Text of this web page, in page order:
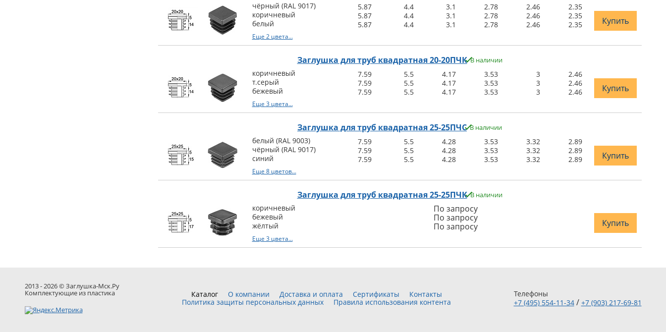
чёрный (RAL 9017) 5.87 4.4 3.1 2.78 2.46
2.35
коричневый
5.87 4.4 3.1 2.78 2.46
2.35
белый
5.87 4.4 3.1 2.78 2.46 2.35
Еще 2 цвета...
Купить
Заглушка для труб квадратная 20-20ПЧК В наличии
коричневый 7.59 5.5 4.17 3.53 3
2.46
т.серый
7.59 5.5 4.17 3.53 3
2.46
бежевый
7.59 5.5 4.17 3.53 3 2.46
Еще 3 цвета...
Купить
Заглушка для труб квадратная 25-25ПЧС В наличии
белый (RAL 9003) 7.59 5.5 4.28 3.53 3.32
2.89
чёрный (RAL 9017)
7.59 5.5 4.28 3.53 3.32
2.89
синий
7.59 5.5 4.28 3.53 3.32 2.89
Еще 8 цветов...
Купить
Заглушка для труб квадратная 25-25ПЧК В наличии
коричневый По запросу
бежевый По запросу
жёлтый По запросу
Еще 3 цвета...
Купить
2013 - 2026 © Заглушка-Мск.Ру
Комплектующие из пластика Каталог О компании Доставка и оплата Сертификаты
Контакты
Политика защиты персональных данных
Правила использования контента
Телефоны
+7 (495) 554-11-34 / +7 (903) 217-69-81